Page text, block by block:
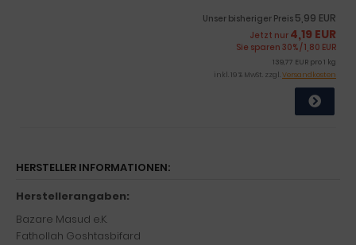
Unser bisheriger Preis 5,99 EUR
Jetzt nur 4,19 EUR
Sie sparen 30% / 1,80 EUR
139,77 EUR pro 1 kg
inkl. 19 % MwSt. zzgl.Versandkosten
HERSTELLER INFORMATIONEN:
Herstellerangaben:
Bazare Masud e.K.
Fathollah Goshtasbifard